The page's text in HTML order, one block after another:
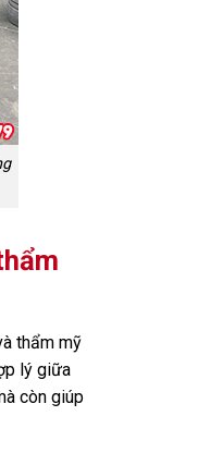
thẩm mỹ
lý giữa
còn giúp